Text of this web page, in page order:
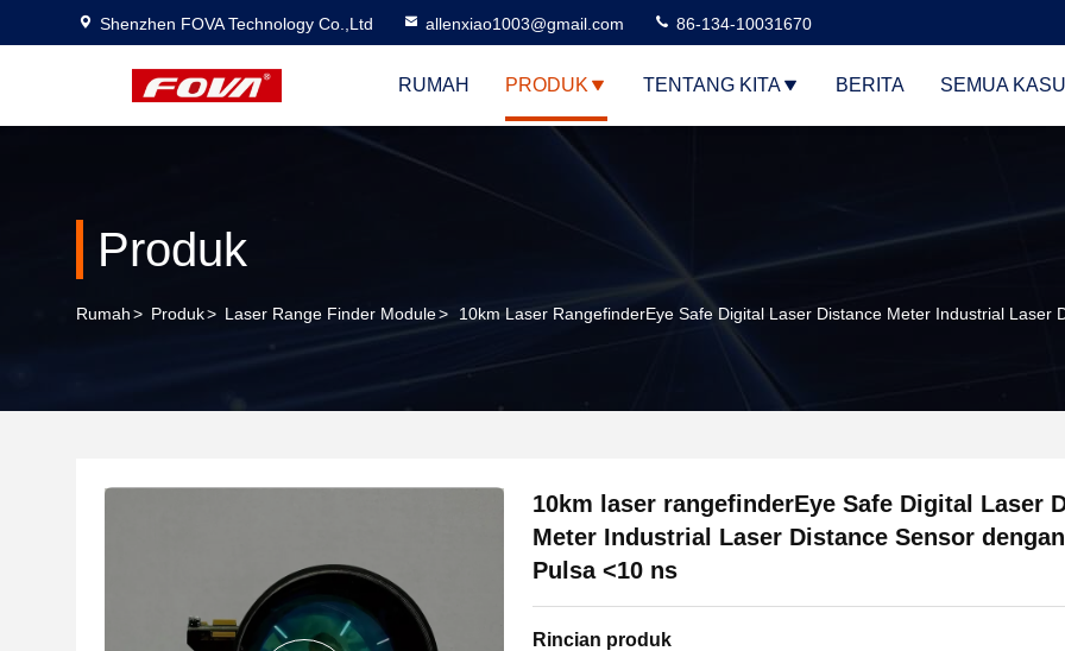
Shenzhen FOVA Technology Co.,Ltd allenxiao1003@gmail.com 86-134-10031670
RUMAH PRODUK TENTANG KITA BERITA SEMUA
Produk
Rumah> Produk> Laser Range Finder Module> 10km Laser RangefinderEye Safe Digital Laser Distance Meter Industrial Laser
10km laser rangefinderEye Safe Digital Laser
Meter Industrial Laser Distance Sensor
Pulsa <10 ns
Rincian produk